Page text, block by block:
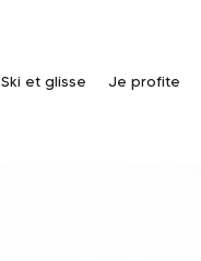
Ski et glisse Je profite